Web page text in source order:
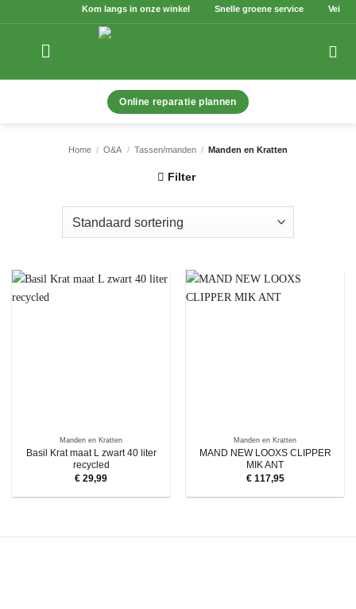
naar
Kom langs in onze winkel Snelle groene service Veilig
Online reparatie plannen
Home / O&A / Tassen/manden / Manden en Kratten
Filter
Manden en Kratten
Basil Krat maat L zwart 40 liter
recycled
€ 29,99
Manden en Kratten
MAND NEW LOOXS CLIPPER
MIK ANT
€117,95